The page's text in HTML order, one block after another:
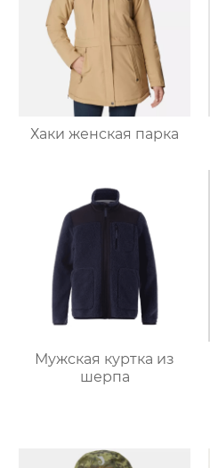
Хаки женская парка
Мужская куртка из
шерпа